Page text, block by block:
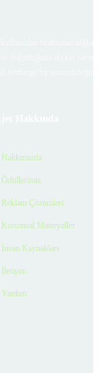
Hakkımızda
Ödüllerimiz
Reklam Çözümleri
Kurumsal Materyaller
İnsan Kaynakları
İletişim
Yardım